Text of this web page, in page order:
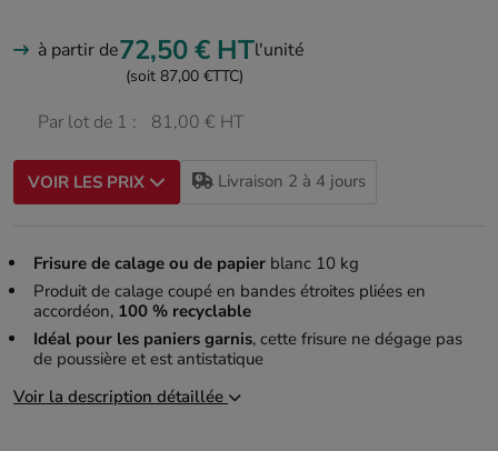
à partir de72,50 € HTl'unité
(soit 87,00 €TTC)
Par lot de 1 : 81,00 € HT
VOIR LES PRIX Livraison 2 à 4 jours
Frisure de calage ou de papierblanc 10 kg
Produit de calage coupé en bandes étroites pliées en
accordéon, 100 % recyclable
Idéal pour les paniers garnis, cette frisure ne dégage pas
de poussière et est antistatique
Voir la description détaillée